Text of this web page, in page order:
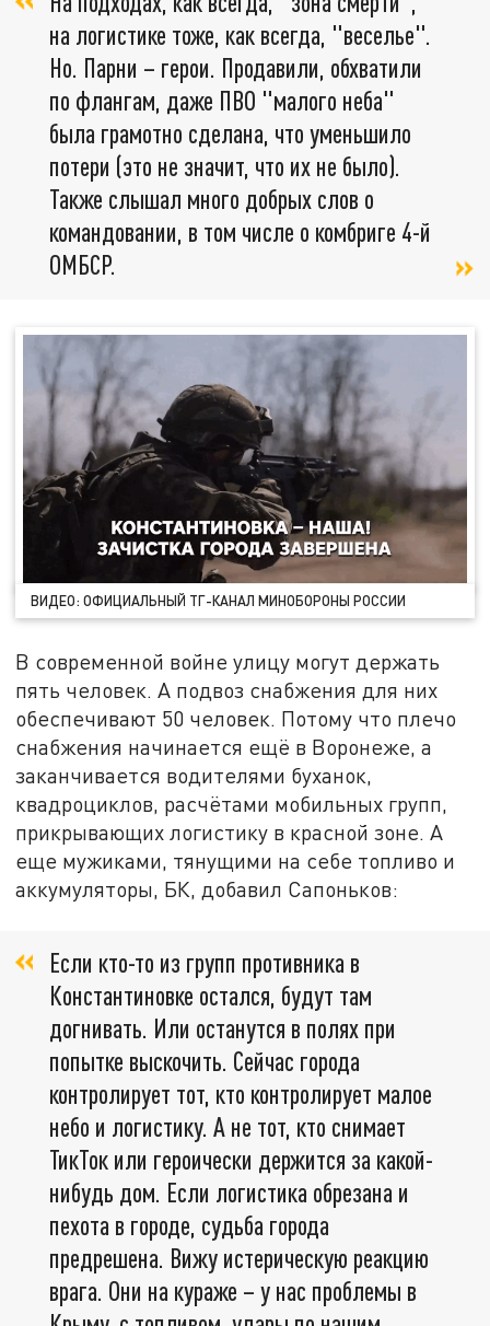
на логистике тоже, как всегда, "веселье".
Но. Парни – герои. Продавили, обхватили
по флангам, даже ПВО "малого неба"
была грамотно сделана, что уменьшило
потери (это не значит, что их не было).
Также слышал много добрых слов о
командовании, в том числе о комбриге 4-й
ОМБСР.
ВИДЕО: ОФИЦИАЛЬНЫЙ ТГ-КАНАЛ МИНОБОРОНЫ РОССИИ
В современной войне улицу могут держать
пять человек. А подвоз снабжения для них
обеспечивают 50 человек. Потому что плечо
снабжения начинается ещё в Воронеже, а
заканчивается водителями буханок,
квадроциклов, расчётами мобильных групп,
прикрывающих логистику в красной зоне. А
еще мужиками, тянущими на себе топливо и
аккумуляторы, БК, добавил Сапоньков:
Если кто-то из групп противника в
Константиновке остался, будут там
догнивать. Или останутся в полях при
попытке выскочить. Сейчас города
контролирует тот, кто контролирует малое
небо и логистику. А не тот, кто снимает
ТикТок или героически держится за какой-
нибудь дом. Если логистика обрезана и
пехота в городе, судьба города
предрешена. Вижу истерическую реакцию
врага. Они на кураже – у нас проблемы в